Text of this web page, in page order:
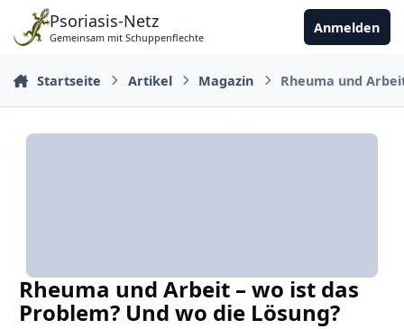
Zu Inhalt springen
Psoriasis-Netz
Gemeinsam mit Schuppenflechte
Anmelden
Startseite Artikel Magazin Rheuma und
Rheuma und Arbeit – wo ist das
Problem? Und wo die Lösung?